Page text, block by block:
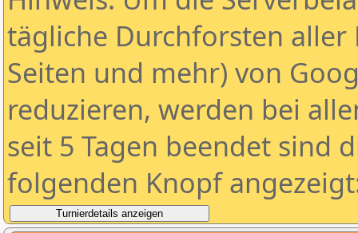
tägliche Durchforsten aller
Seiten und mehr) von
reduzieren, werden bei
seit 5 Tagen beendet sind
folgenden Knopf